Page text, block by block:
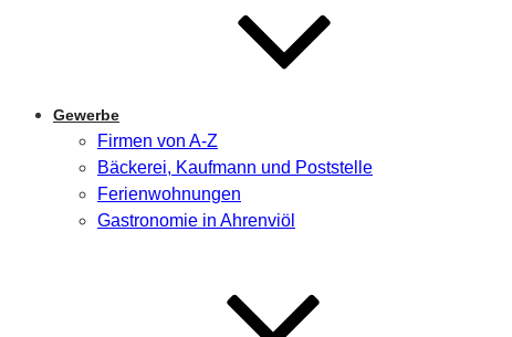
Gewerbe
Firmen von A-Z
Bäckerei, Kaufmann und Poststelle
Ferienwohnungen
Gastronomie in Ahrenviöl